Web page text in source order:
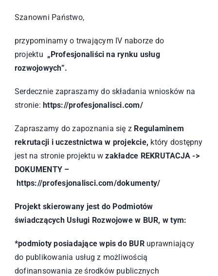
Szanowni Państwo,
przypominamy o trwającym IV naborze do
projektu „Profesjonaliści na rynku usług
rozwojowych”.
Serdecznie zapraszamy do składania wniosków na
stronie:https://profesjonalisci.com/
Zapraszamy do zapoznania się z Regulaminem
rekrutacji i uczestnictwa w projekcie, który dostępny
jest na stronie projektu wzakładce REKRUTACJA ->
DOKUMENTY –
https://profesjonalisci.com/dokumenty/
Projekt skierowany jest do Podmiotów
świadczących Usługi Rozwojowe w BUR, w tym:
*podmioty posiadające wpis do BURuprawniający
do publikowania usług z możliwością
dofinansowania ze środków publicznych